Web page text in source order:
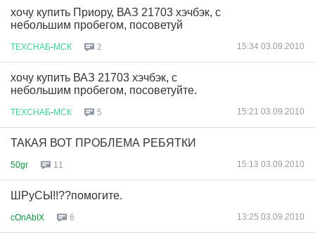
хочу купить Приору, ВАЗ 21703 хэчбэк, с
небольшим пробегом, посоветуй
ТЕХСНАБ-МСК 2 15:34 03.09.2010
хочу купить ВАЗ 21703 хэчбэк, с
небольшим пробегом, посоветуйте.
ТЕХСНАБ-МСК 5 15:21 03.09.2010
ТАКАЯ ВОТ ПРОБЛЕМА РЕБЯТКИ
50gr 11 15:13 03.09.2010
ШРуСЫ!!??помогите.
cOnAbIX 6 13:25 03.09.2010